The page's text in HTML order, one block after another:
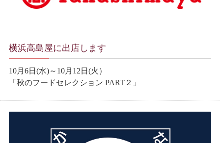
横浜高島屋に出店します
10月6日(水)～10月12日(火）
「秋のフードセレクション PART２」